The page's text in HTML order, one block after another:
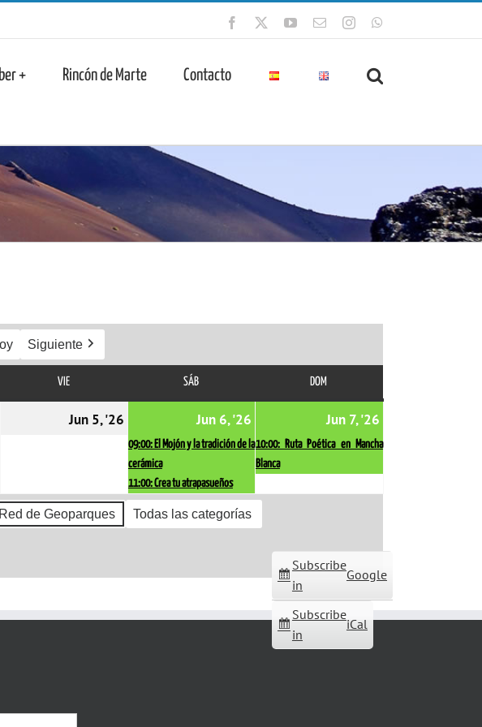
Facebook YouTube
CorreoInstagram
+ Rincón de Marte Contacto
Siguiente
VIEVIERNES SÁBSÁBADO DOM
04/06/2026Jun 5, '26 05/06/2026Jun 6, '26 06/06/2026
events)
09:00: El Mojón y la tradición de la
cerámica
11:00: Crea tu atrapasueños
Jun 7, '26
event)
10:00: Ruta Poética en Mancha
Blanca
Red de Geoparques Todas las categorías
Subscribe
in
Google
Subscribe
in
iCal